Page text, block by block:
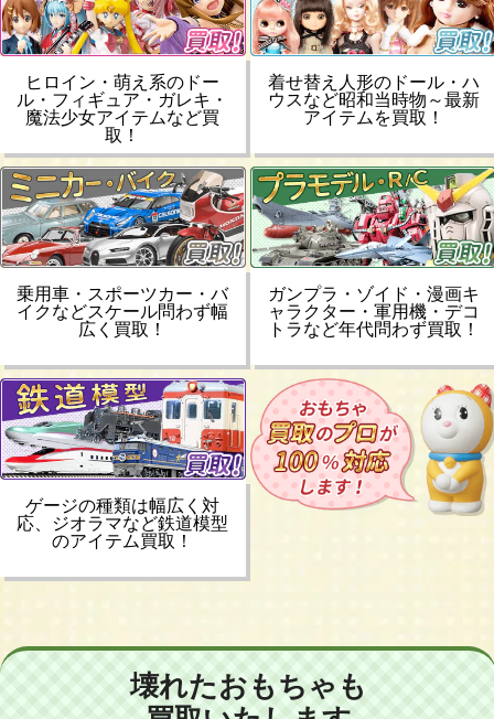
ヒロイン・萌え系のドー
ル・フィギュア・ガレキ・
魔法少女アイテムなど買
取！
着せ替え人形のドール・ハ
ウスなど昭和当時物～最新
アイテムを買取！
乗用車・スポーツカー・バ
イクなどスケール問わず幅
広く買取！
ガンプラ・ゾイド・漫画キ
ャラクター・軍用機・デコ
トラなど年代問わず買取！
ゲージの種類は幅広く対
応、ジオラマなど鉄道模型
のアイテム買取！
壊れたおもちゃも